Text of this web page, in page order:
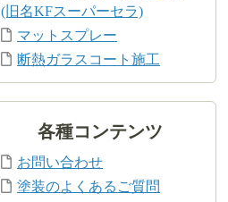
(旧名KFスーパーセラ)
マットスプレー
断熱ガラスコート施工
各種コンテンツ
お問い合わせ
塗装のよくあるご質問